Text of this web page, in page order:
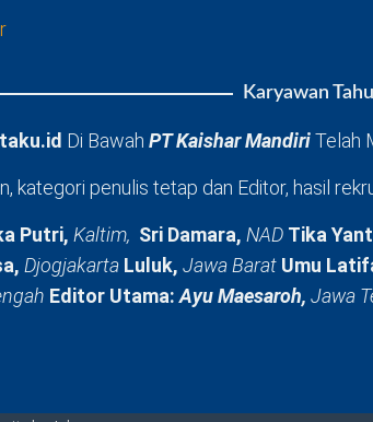
Karyawan
Di Bawah PT Kaishar MandiriTelah
kategori penulis tetap dan Editor, hasil
Putri, Kaltim, Sri Damara, NAD Tika
Djogjakarta Luluk, Jawa Barat Umu
Editor Utama:Ayu Maesaroh, Jawa